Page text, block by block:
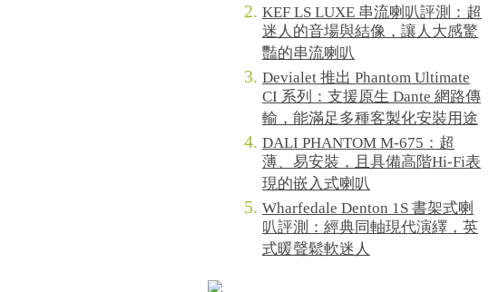
KEF LS LUXE 串流喇叭評測：超
迷人的音場與結像，讓人大感驚
豔的串流喇叭
Devialet 推出 Phantom Ultimate
CI 系列：支援原生 Dante 網路傳
輸，能滿足多種客製化安裝用途
DALI PHANTOM M-675：超
薄、易安裝，且具備高階Hi-Fi表
現的嵌入式喇叭
Wharfedale Denton 1S 書架式喇
叭評測：經典同軸現代演繹，英
式暖聲鬆軟迷人